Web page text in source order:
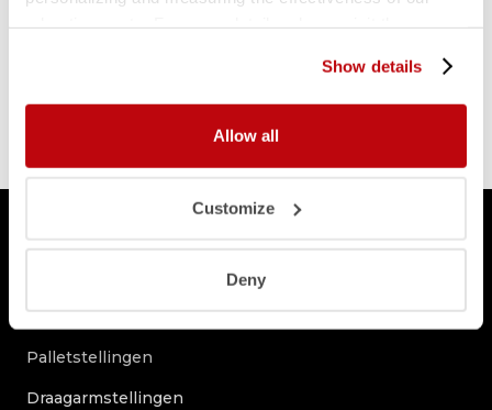
Show details
Allow all
Customize
Deny
Deksel Euronorm 600 x 400 t.b.v. kunststof
bakken grijs
Producten
Grootvakstellingen
Palletstellingen
Draagarmstellingen